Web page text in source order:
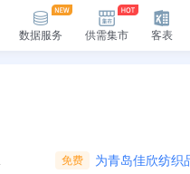
数据服务 供需集市 客表
免费 为青岛佳欣纺织